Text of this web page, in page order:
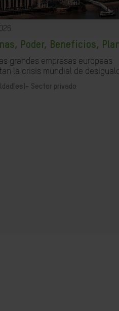
Poder, Beneficios,
grandes empresas europeas
la crisis mundial de
Sector privado